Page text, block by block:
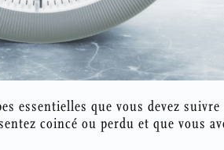
essentielles que vous devez suivre
coincé ou perdu et que vous